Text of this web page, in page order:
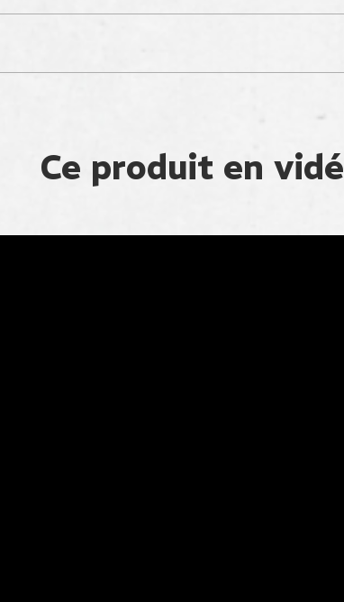
Ce produit en